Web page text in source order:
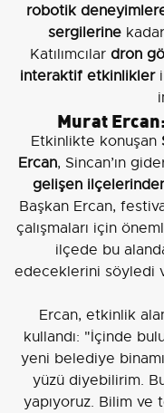
robotik
sergilerine
Katılımcılar dron
interaktif etkinlikler
Murat
Etkinlikte konuşan
Ercan, Sincan’ın
gelişen
Başkan Ercan,
çalışmaları için
ilçede bu
edeceklerini söyledi
Ercan, etkinlik
kullandı: "İçinde
yeni belediye
yüzü diyebilirim.
yapıyoruz. Bilim ve